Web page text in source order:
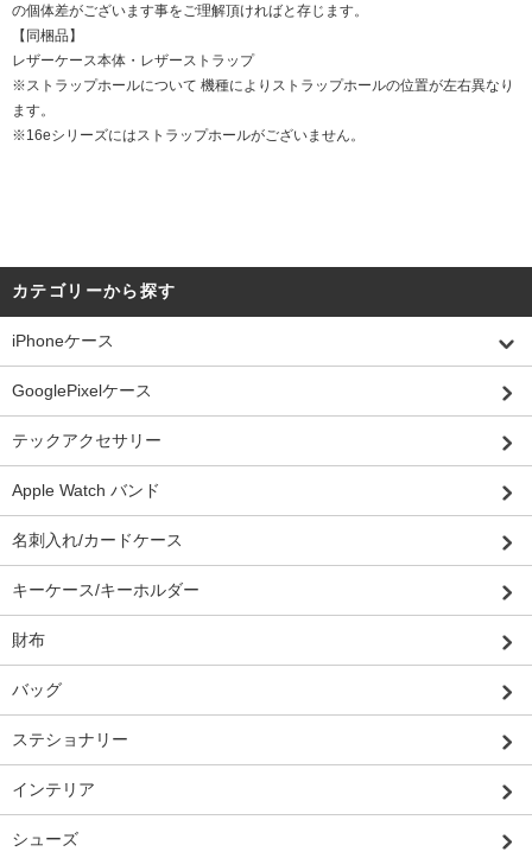
の個体差がございます事をご理解頂ければと存じます。
【同梱品】
レザーケース本体・レザーストラップ
※ストラップホールについて 機種によりストラップホールの位置が左右異なり
ます。
※16eシリーズにはストラップホールがございません。
カテゴリーから探す
iPhoneケース
GooglePixelケース
テックアクセサリー
Apple Watch バンド
名刺入れ/カードケース
キーケース/キーホルダー
財布
バッグ
ステショナリー
インテリア
シューズ